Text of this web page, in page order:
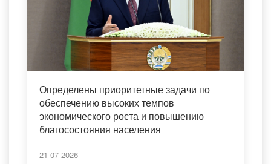
Определены приоритетные задачи по
обеспечению высоких темпов
экономического роста и повышению
благосостояния населения
21-07-2026